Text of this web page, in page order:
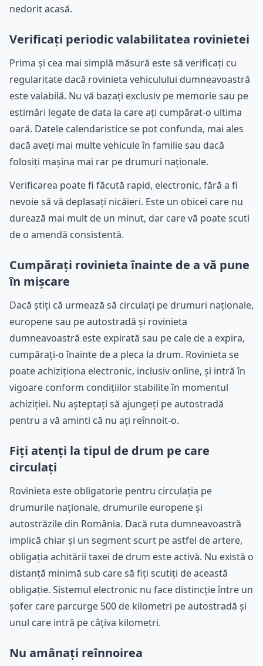
nedorit acasă.
Verificați periodic valabilitatea rovinietei
Prima și cea mai simplă măsură este să verificați cu
regularitate dacă rovinieta vehiculului dumneavoastră
este valabilă. Nu vă bazați exclusiv pe memorie sau pe
estimări legate de data la care ați cumpărat-o ultima
oară. Datele calendaristice se pot confunda, mai ales
dacă aveți mai multe vehicule în familie sau dacă
folosiți mașina mai rar pe drumuri naționale.
Verificarea poate fi făcută rapid, electronic, fără a fi
nevoie să vă deplasați nicăieri. Este un obicei care nu
durează mai mult de un minut, dar care vă poate scuti
de o amendă consistentă.
Cumpărați rovinieta înainte de a vă pune
în mișcare
Dacă știți că urmează să circulați pe drumuri naționale,
europene sau pe autostradă și rovinieta
dumneavoastră este expirată sau pe cale de a expira,
cumpărați-o înainte de a pleca la drum. Rovinieta se
poate achiziționa electronic, inclusiv online, și intră în
vigoare conform condițiilor stabilite în momentul
achiziției. Nu așteptați să ajungeți pe autostradă
pentru a vă aminti că nu ați reînnoit-o.
Fiți atenți la tipul de drum pe care
circulați
Rovinieta este obligatorie pentru circulația pe
drumurile naționale, drumurile europene și
autostrăzile din România. Dacă ruta dumneavoastră
implică chiar și un segment scurt pe astfel de artere,
obligația achitării taxei de drum este activă. Nu există o
distanță minimă sub care să fiți scutiți de această
obligație. Sistemul electronic nu face distincție între un
șofer care parcurge 500 de kilometri pe autostradă și
unul care intră pe câțiva kilometri.
Nu amânați reînnoirea